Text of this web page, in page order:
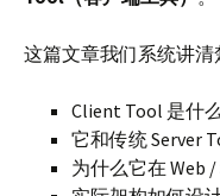
这篇文章我们系统讲清
Client Tool 是什
它和传统 Server
为什么它在 Web